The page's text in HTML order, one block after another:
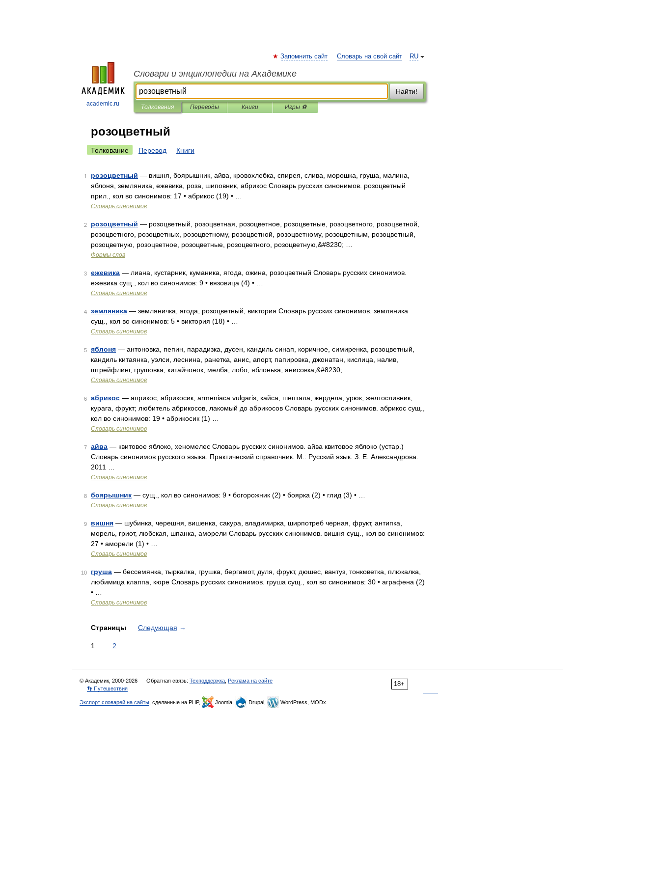
academic.ru
RU
Запомнить сайт Словарь на свой сайт
Словари и энциклопедии на Академике
Найти!
Толкования Переводы Книги Игры ⚽
розоцветный
Толкование Перевод Книги
1 розоцветный — вишня, боярышник, айва, кровохлебка, спирея, слива, морошка, груша, малина,
яблоня, земляника, ежевика, роза, шиповник, абрикос Словарь русских синонимов. розоцветный
прил., кол во синонимов: 17 • абрикос (19) • …
Словарь синонимов
2 розоцветный — розоцветный, розоцветная, розоцветное, розоцветные, розоцветного, розоцветной,
розоцветного, розоцветных, розоцветному, розоцветной, розоцветному, розоцветным, розоцветный,
розоцветную, розоцветное, розоцветные, розоцветного, розоцветную,&#8230; …
Формы слов
3 ежевика — лиана, кустарник, куманика, ягода, ожина, розоцветный Словарь русских синонимов.
ежевика сущ., кол во синонимов: 9 • вязовица (4) • …
Словарь синонимов
4 земляника — земляничка, ягода, розоцветный, виктория Словарь русских синонимов. земляника
сущ., кол во синонимов: 5 • виктория (18) • …
Словарь синонимов
5 яблоня — антоновка, пепин, парадизка, дусен, кандиль синап, коричное, симиренка, розоцветный,
кандиль китаянка, уэлси, леснина, ранетка, анис, апорт, папировка, джонатан, кислица, налив,
штрейфлинг, грушовка, китайчонок, мелба, лобо, яблонька, анисовка,&#8230; …
Словарь синонимов
6 абрикос — априкос, абрикосик, аrmеniaса vulgaris, кайса, шептала, жердела, урюк, желтосливник,
курага, фрукт; любитель абрикосов, лакомый до абрикосов Словарь русских синонимов. абрикос сущ.,
кол во синонимов: 19 • абрикосик (1) …
Словарь синонимов
7 айва — квитовое яблоко, хеномелес Словарь русских синонимов. айва квитовое яблоко (устар.)
Словарь синонимов русского языка. Практический справочник. М.: Русский язык. З. Е. Александрова.
2011 …
Словарь синонимов
8 боярышник — сущ., кол во синонимов: 9 • богорожник (2) • боярка (2) • глид (3) • …
Словарь синонимов
9 вишня — шубинка, черешня, вишенка, сакура, владимирка, ширпотреб черная, фрукт, антипка,
морель, гриот, любская, шпанка, аморели Словарь русских синонимов. вишня сущ., кол во синонимов:
27 • аморели (1) • …
Словарь синонимов
10 груша — бессемянка, тыркалка, грушка, бергамот, дуля, фрукт, дюшес, вантуз, тонковетка, плюкалка,
любимица клаппа, кюре Словарь русских синонимов. груша сущ., кол во синонимов: 30 • аграфена (2)
• …
Словарь синонимов
Страницы Следующая →
1 2
18+
© Академик, 2000-2026 Обратная связь: Техподдержка Реклама на сайте
👣 Путешествия
Экспорт словарей на сайты , сделанные на PHP, Joomla, Drupal, WordPress, MODx.